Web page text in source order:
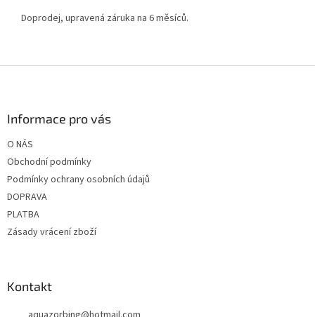
Doprodej, upravená záruka na 6 měsíců.
Informace pro vás
O NÁS
Obchodní podmínky
Podmínky ochrany osobních údajů
DOPRAVA
PLATBA
Zásady vrácení zboží
Kontakt